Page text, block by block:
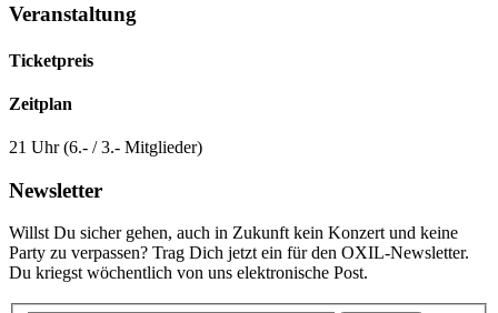
Veranstaltung
Ticketpreis
Zeitplan
21 Uhr (6.- / 3.- Mitglieder)
Newsletter
Willst Du sicher gehen, auch in Zukunft kein Konzert und keine
Party zu verpassen? Trag Dich jetzt ein für den OXIL-Newsletter.
Du kriegst wöchentlich von uns elektronische Post.